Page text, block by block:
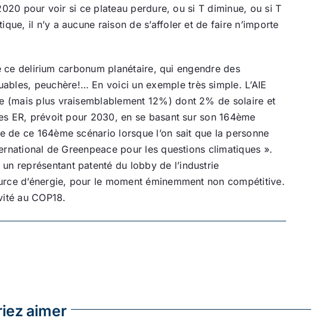
pour voir si ce plateau perdure, ou si T diminue, ou si T
il n’y a aucune raison de s’affoler et de faire n’importe
delirium carbonum planétaire, qui engendre des
peuchère!… En voici un exemple très simple. L’AIE
(mais plus vraisemblablement 12%) dont 2% de solaire et
ER, prévoit pour 2030, en se basant sur son 164ème
ce 164ème scénario lorsque l’on sait que la personne
de Greenpeace pour les questions climatiques ».
représentant patenté du lobby de l’industrie
d’énergie, pour le moment éminemment non compétitive.
au COP18.
aimer